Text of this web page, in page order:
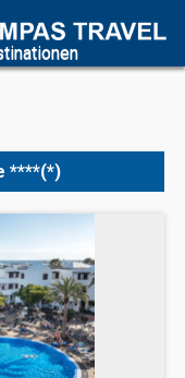
****(*)